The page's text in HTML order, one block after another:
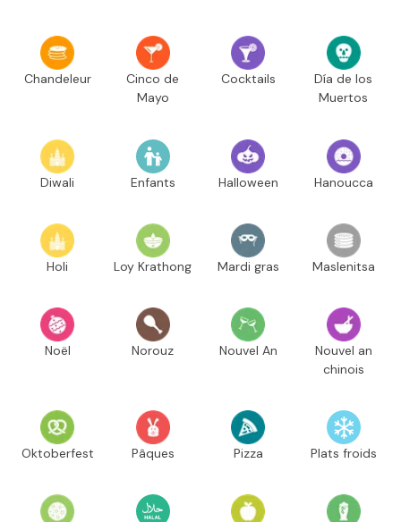
Chandeleur
Cinco de
Mayo
Cocktails
Día de los
Muertos
Diwali Enfants Halloween Hanoucca
Holi Loy Krathong Mardi gras Maslenitsa
Noël Norouz Nouvel An
Nouvel an
chinois
Oktoberfest Pâques Pizza Plats froids